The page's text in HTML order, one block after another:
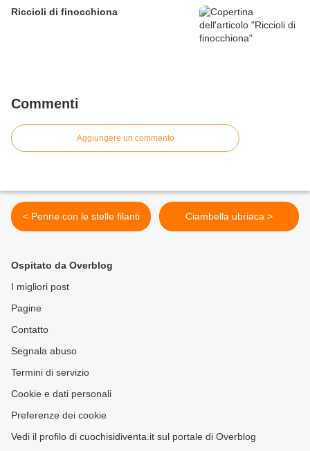
Riccioli di finocchiona
Commenti
Aggiungere un commento
< Penne con le stelle filanti Ciambella ubriaca >
Ospitato da Overblog
I migliori post
Pagine
Contatto
Segnala abuso
Termini di servizio
Cookie e dati personali
Preferenze dei cookie
Vedi il profilo di cuochisidiventa.it sul portale di Overblog